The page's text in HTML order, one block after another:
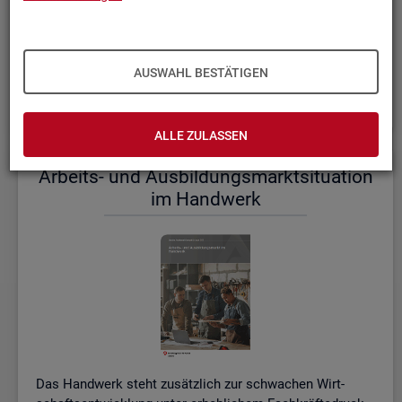
AUSWAHL BESTÄTIGEN
ALLE ZULASSEN
einem etwas er­höh­ten Ni­veau.
lich im ak­tu­el­len
Mo­nats­be­richt (PDF, 2MB)be­reit.
Ar­beits- und Aus­bil­dungs­markt­si­tua­ti­on
im Hand­werk
Das Hand­werk steht zu­sätz­lich zur schwa­chen Wirt­